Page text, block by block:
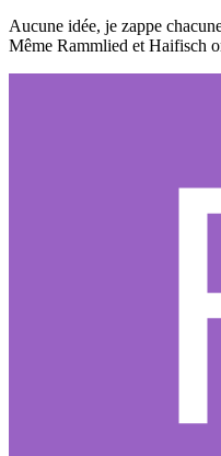
Aucune idée, je zappe
Même Rammlied et Haifisch